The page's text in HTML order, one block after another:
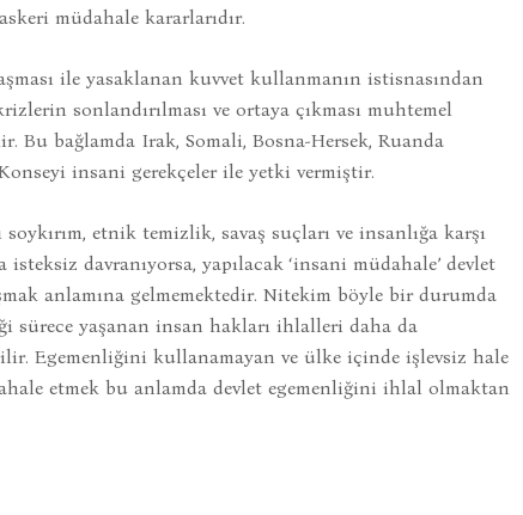
müdahale kararlarıdır.
ile yasaklanan kuvvet kullanmanın istisnasından
sonlandırılması ve ortaya çıkması muhtemel
Bu bağlamda Irak, Somali, Bosna-Hersek, Ruanda
insani gerekçeler ile yetki vermiştir.
etnik temizlik, savaş suçları ve insanlığa karşı
davranıyorsa, yapılacak ‘insani müdahale’ devlet
anlamına gelmemektedir. Nitekim böyle bir durumda
sürece yaşanan insan hakları ihlalleri daha da
Egemenliğini kullanamayan ve ülke içinde işlevsiz hale
etmek bu anlamda devlet egemenliğini ihlal olmaktan